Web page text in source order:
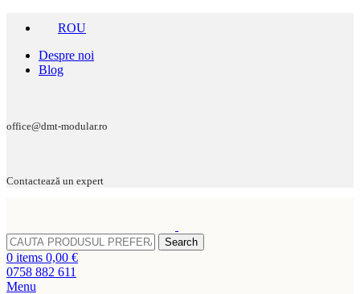
ROU
Despre noi
Blog
office@dmt-modular.ro
Contactează un expert
Search
0 items 0,00 €
0758 882 611
Menu